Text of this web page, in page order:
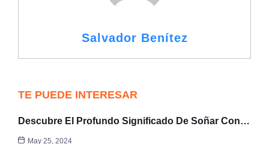
Salvador Benítez
TE PUEDE INTERESAR
Descubre El Profundo Significado De Soñar Con…
May 25, 2024